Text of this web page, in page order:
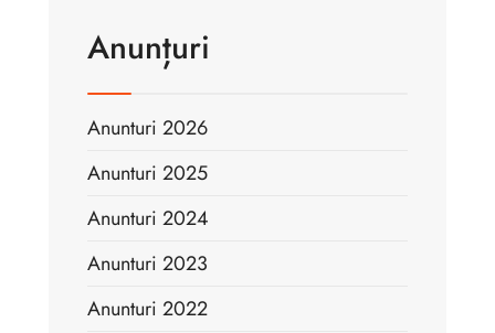
Anunțuri
Anunturi 2026
Anunturi 2025
Anunturi 2024
Anunturi 2023
Anunturi 2022